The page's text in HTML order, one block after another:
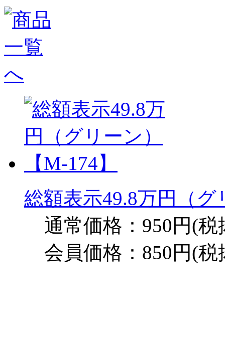
総額表示49.8万円（
通常価格：950円(税
会員価格：850円(税